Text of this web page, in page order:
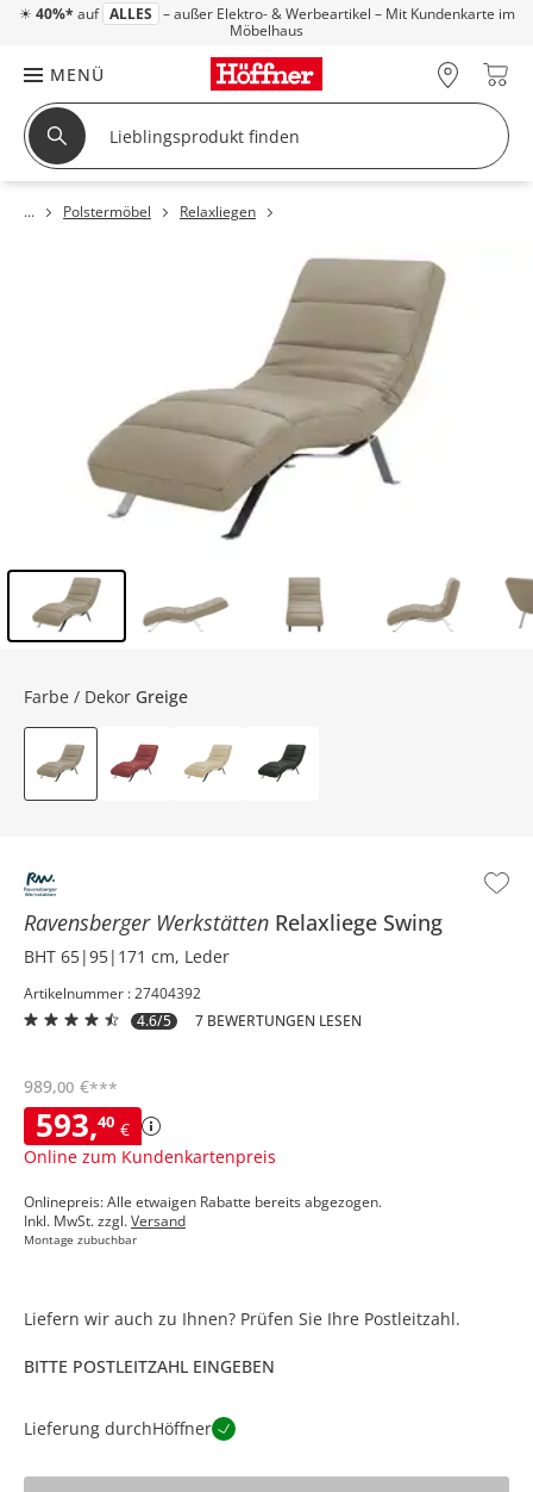
☀ 40%* auf ALLES – außer Elektro- & Werbeartikel – Mit Kundenkarte im
Möbelhaus
MENÜ
Polstermöbel Relaxliegen
Ravensberger Werkstätten Relaxliege Swing
BHT 65|95|171 cm, Leder
Artikelnummer : 27404392
4.6/5
7 BEWERTUNGEN LESEN
593,40 €
Online zum Kundenkartenpreis
989,00 €***
Onlinepreis: Alle etwaigen Rabatte bereits abgezogen.
Inkl. MwSt. zzgl.Versand
Montage zubuchbar
Farbe / Dekor Greige
Liefern wir auch zu Ihnen? Prüfen Sie Ihre Postleitzahl.
BITTE POSTLEITZAHL EINGEBEN
Lieferung durchHöffner